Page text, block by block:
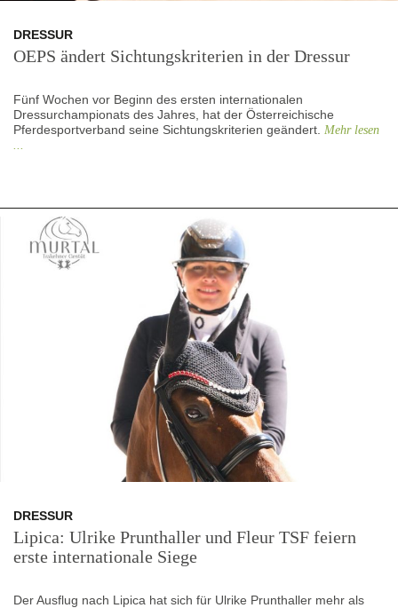
DRESSUR
OEPS ändert Sichtungskriterien in der Dressur
Fünf Wochen vor Beginn des ersten internationalen
Dressurchampionats des Jahres, hat der Österreichische
Pferdesportverband seine Sichtungskriterien geändert. Mehr lesen
DRESSUR
Lipica: Ulrike Prunthaller und Fleur TSF feiern
erste internationale Siege
Der Ausflug nach Lipica hat sich für Ulrike Prunthaller mehr als